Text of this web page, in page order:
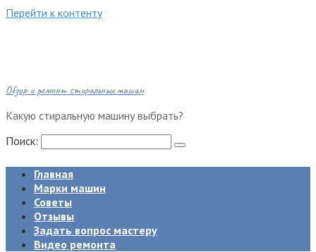
Перейти к контенту
Обзор и ремонт стиральных машин
Какую стиральную машину выбрать?
Поиск:
Главная
Марки машин
Советы
Отзывы
Задать вопрос мастеру
Видео ремонта